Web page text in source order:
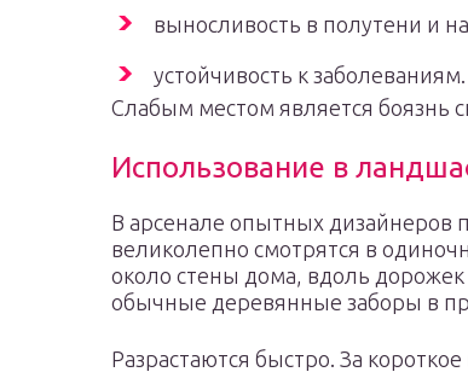
выносливость в полутени и
устойчивость к заболеваниям.
Слабым местом является боязнь
Использование в
В арсенале опытных дизайнеров
великолепно смотрятся в
около стены дома, вдоль
обычные деревянные заборы в
Разрастаются быстро. За